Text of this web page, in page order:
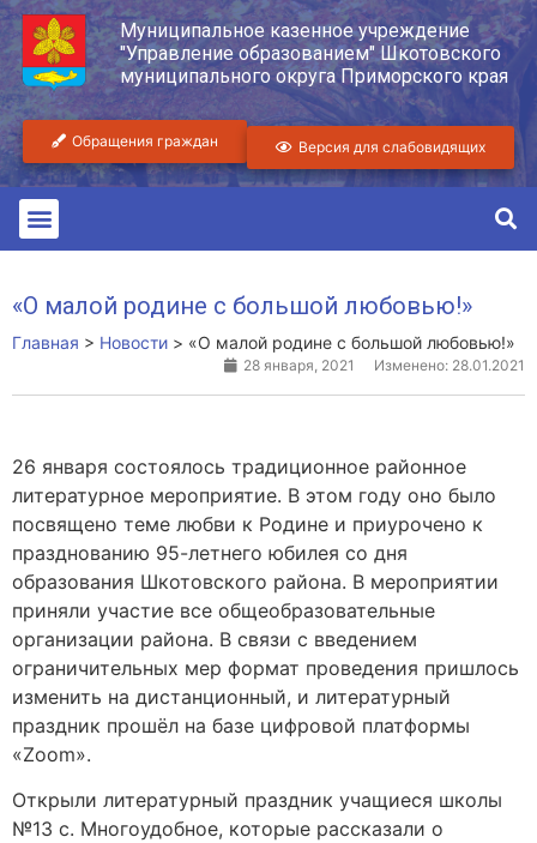
Муниципальное казенное учреждение
"Управление образованием" Шкотовского
муниципального округа Приморского края
Обращения граждан Версия для слабовидящих
«О малой родине с большой любовью!»
Главная > Новости > «О малой родине с большой любовью!»
28 января, 2021 Изменено: 28.01.2021
26 января состоялось традиционное районное
литературное мероприятие. В этом году оно было
посвящено теме любви к Родине и приурочено к
празднованию 95-летнего юбилея со дня
образования Шкотовского района. В мероприятии
приняли участие все общеобразовательные
организации района. В связи с введением
ограничительных мер формат проведения пришлось
изменить на дистанционный, и литературный
праздник прошёл на базе цифровой платформы
«Zoom».
Открыли литературный праздник учащиеся школы
№13 с. Многоудобное, которые рассказали о